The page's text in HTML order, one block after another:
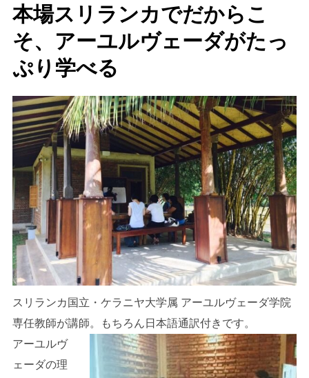
本場スリランカでだからこ
そ、アーユルヴェーダがたっ
ぷり学べる
スリランカ国立・ケラニヤ大学属 アーユルヴェーダ学院
専任教師が講師。もちろん日本語通訳付きです。
アーユルヴ
ェーダの理